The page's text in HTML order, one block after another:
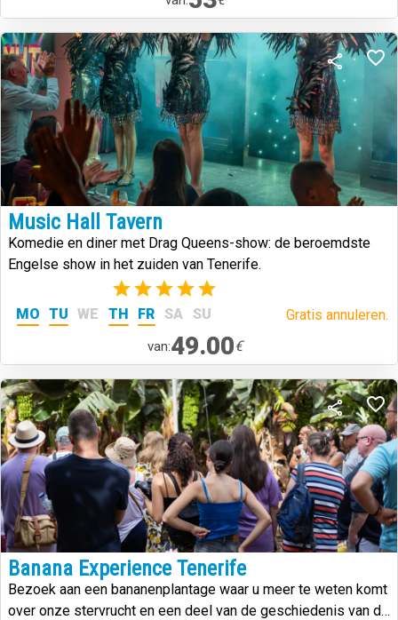
Music Hall Tavern
Komedie en diner met Drag Queens-show: de beroemdste
Engelse show in het zuiden van Tenerife.
(2)
MO TU WE TH FR SA SU Gratis annuleren.
van:49.00€
Banana Experience Tenerife
Bezoek aan een bananenplantage waar u meer te weten komt
over onze stervrucht en een deel van de geschiedenis van de